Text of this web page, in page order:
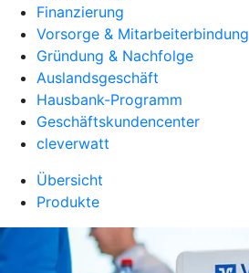
Finanzierung
Vorsorge & Mitarbeiterbindung
Gründung & Nachfolge
Auslandsgeschäft
Hausbank-Programm
Geschäftskundencenter
cleverwatt
Übersicht
Produkte